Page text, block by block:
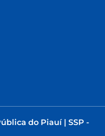
do Piauí | SSP -